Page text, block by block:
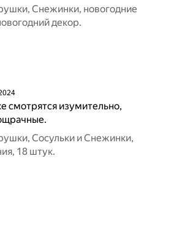
Снежинки, новогодние
декор.
смотрятся изумительно,
Сосульки и Снежинки,
18 штук.